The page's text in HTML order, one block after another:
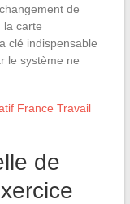
de
la carte
clé indispensable
le système ne
France Travail
de